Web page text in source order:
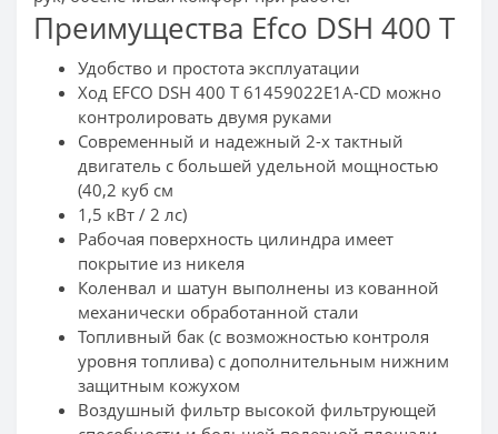
Преимущества Efco DSH 400 T
Удобство и простота эксплуатации
Ход EFCO DSH 400 T 61459022E1A-CD можно
контролировать двумя руками
Современный и надежный 2-х тактный
двигатель с большей удельной мощностью
(40,2 куб см
1,5 кВт / 2 лс)
Рабочая поверхность цилиндра имеет
покрытие из никеля
Коленвал и шатун выполнены из кованной
механически обработанной стали
Топливный бак (с возможностью контроля
уровня топлива) с дополнительным нижним
защитным кожухом
Воздушный фильтр высокой фильтрующей